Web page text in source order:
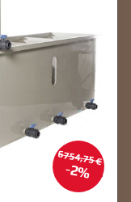
6754,75 €
2%